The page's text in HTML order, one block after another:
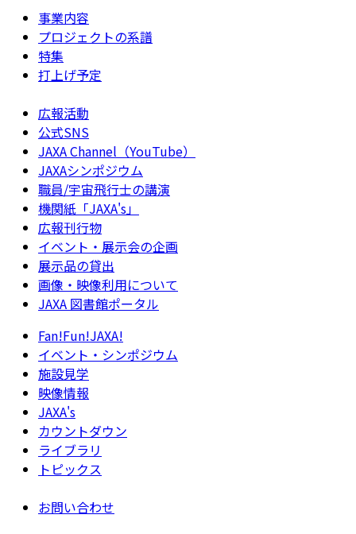
事業内容
プロジェクトの系譜
特集
打上げ予定
広報活動
公式SNS
JAXA Channel（YouTube）
JAXAシンポジウム
職員/宇宙飛行士の講演
機関紙「JAXA's」
広報刊行物
イベント・展示会の企画
展示品の貸出
画像・映像利用について
JAXA 図書館ポータル
Fan!Fun!JAXA!
イベント・シンポジウム
施設見学
映像情報
JAXA's
カウントダウン
ライブラリ
トピックス
お問い合わせ